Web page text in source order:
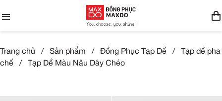
Trang chủ / Sản phẩm / Đồng Phục Tạp Dề /
Tạp dề pha
chế
/ Tạp Dề Màu Nâu Dây Chéo